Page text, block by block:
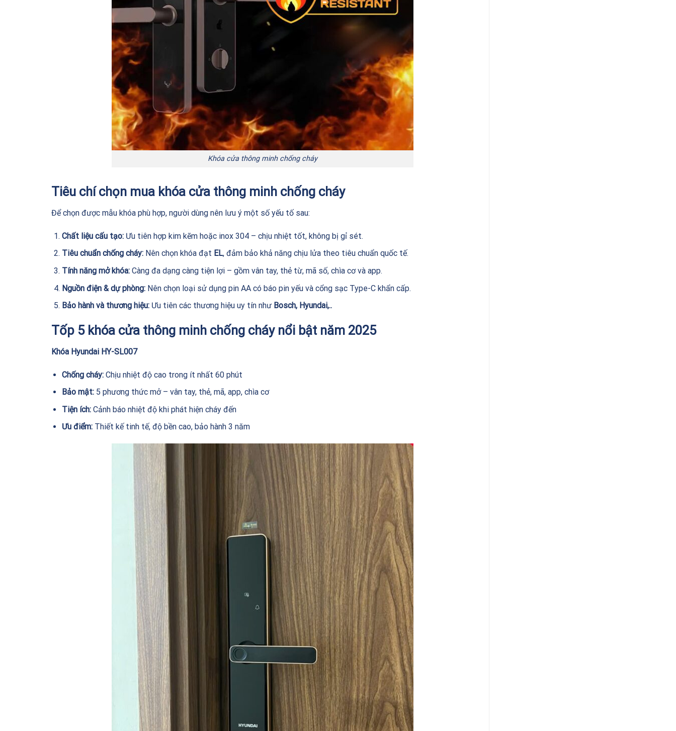
Khóa cửa thông minh chống cháy
Tiêu chí chọn mua khóa cửa thông minh chống cháy
Để chọn được mẫu khóa phù hợp, người dùng nên lưu ý một số yếu tố sau:
Chất liệu cấu tạo:Ưu tiên hợp kim kẽm hoặc inox 304 – chịu nhiệt tốt, không bị gỉ sét.
Tiêu chuẩn chống cháy:Nên chọn khóa đạt EL, đảm bảo khả năng chịu lửa theo tiêu chuẩn quốc tế.
Tính năng mở khóa:Càng đa dạng càng tiện lợi – gồm vân tay, thẻ từ, mã số, chìa cơ và app.
Nguồn điện & dự phòng:Nên chọn loại sử dụng pin AA có báo pin yếu và cổng sạc Type-C khẩn cấp.
Bảo hành và thương hiệu:Ưu tiên các thương hiệu uy tín như Bosch, Hyundai,..
Tốp 5 khóa cửa thông minh chống cháy nổi bật năm 2025
Khóa Hyundai HY-SL007
Chống cháy:Chịu nhiệt độ cao trong ít nhất 60 phút
Bảo mật:5 phương thức mở – vân tay, thẻ, mã, app, chìa cơ
Tiện ích:Cảnh báo nhiệt độ khi phát hiện cháy đến
Ưu điểm:Thiết kế tinh tế, độ bền cao, bảo hành 3 năm